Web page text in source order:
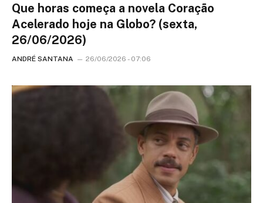
Que horas começa a novela Coração
Acelerado hoje na Globo? (sexta,
26/06/2026)
ANDRÉ SANTANA 26/06/2026 - 07:06